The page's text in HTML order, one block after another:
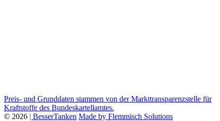
Preis- und Grunddaten stammen von der Markttransparenzstelle für
Kraftstoffe des Bundeskartellamtes.
© 2026 | BesserTanken Made by Flemmisch Solutions